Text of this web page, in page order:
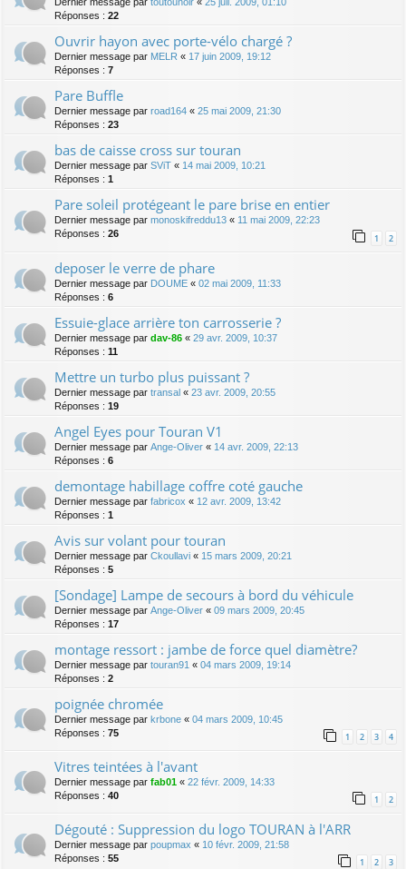
Dernier message par toutounoir « 25 juil. 2009, 01:10
Réponses : 22
Ouvrir hayon avec porte-vélo chargé ?
Dernier message par MELR « 17 juin 2009, 19:12
Réponses : 7
Pare Buffle
Dernier message par road164 « 25 mai 2009, 21:30
Réponses : 23
bas de caisse cross sur touran
Dernier message par SViT « 14 mai 2009, 10:21
Réponses : 1
Pare soleil protégeant le pare brise en entier
Dernier message par monoskifreddu13 « 11 mai 2009, 22:23
Réponses : 26 1 2
deposer le verre de phare
Dernier message par DOUME « 02 mai 2009, 11:33
Réponses : 6
Essuie-glace arrière ton carrosserie ?
Dernier message par dav-86 « 29 avr. 2009, 10:37
Réponses : 11
Mettre un turbo plus puissant ?
Dernier message par transal « 23 avr. 2009, 20:55
Réponses : 19
Angel Eyes pour Touran V1
Dernier message par Ange-Oliver « 14 avr. 2009, 22:13
Réponses : 6
demontage habillage coffre coté gauche
Dernier message par fabricox « 12 avr. 2009, 13:42
Réponses : 1
Avis sur volant pour touran
Dernier message par Ckoullavi « 15 mars 2009, 20:21
Réponses : 5
[Sondage] Lampe de secours à bord du véhicule
Dernier message par Ange-Oliver « 09 mars 2009, 20:45
Réponses : 17
montage ressort : jambe de force quel diamètre?
Dernier message par touran91 « 04 mars 2009, 19:14
Réponses : 2
poignée chromée
Dernier message par krbone « 04 mars 2009, 10:45
Réponses : 75 1 2 3 4
Vitres teintées à l'avant
Dernier message par fab01 « 22 févr. 2009, 14:33
Réponses : 40 1 2
Dégouté : Suppression du logo TOURAN à l'ARR
Dernier message par poupmax « 10 févr. 2009, 21:58
Réponses : 55 1 2 3